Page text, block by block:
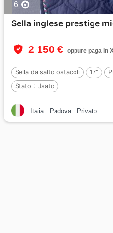
6
Sella inglese prestige
2 150 € oppure paga in
Sella da salto ostacoli 17"
Stato : Usato
Italia Padova Privato